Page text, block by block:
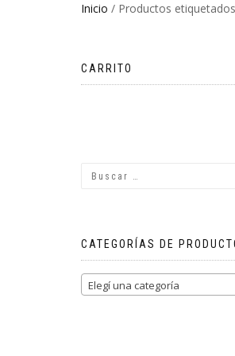
Inicio / Productos
CARRITO
CATEGORÍAS DE
Elegí una categoría